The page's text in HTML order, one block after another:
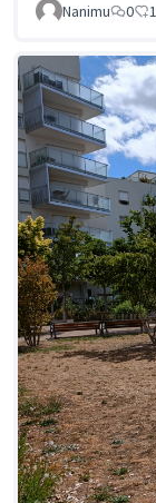
Nanimu
0 1